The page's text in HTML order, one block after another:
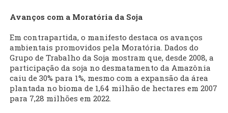
Avanços com a Moratória da Soja
Em contrapartida, o manifesto destaca os avanços
ambientais promovidos pela Moratória. Dados do
Grupo de Trabalho da Soja mostram que, desde 2008, a
participação da soja no desmatamento da Amazônia
caiu de 30% para 1%, mesmo com a expansão da área
plantada no bioma de 1,64 milhão de hectares em 2007
para 7,28 milhões em 2022.